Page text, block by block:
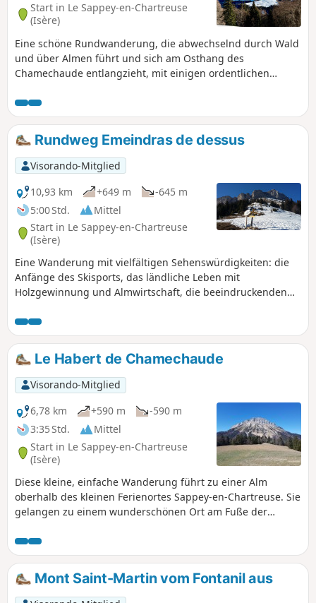
Start in Le Sappey-en-Chartreuse
(Isère)
Eine schöne Rundwanderung, die abwechselnd durch Wald
und über Almen führt und sich am Osthang des
Chamechaude entlangzieht, mit einigen ordentlichen
Schwierigkeiten, sofern Spuren vorhanden sind, um vom
Habert de Chamechaude zum Col de l’Émeindras
abzusteigen. Das Émeindras-Gebiet ist bei schönem Wetter
sehr stark frequentiert, der Habert de Chamechaude
hingegen deutlich weniger.
Rundweg Emeindras de dessus
Visorando-Mitglied
10,93 km
+649 m
-645 m
5:00 Std.
Mittel
Start in Le Sappey-en-Chartreuse
(Isère)
Eine Wanderung mit vielfältigen Sehenswürdigkeiten: die
Anfänge des Skisports, das ländliche Leben mit
Holzgewinnung und Almwirtschaft, die beeindruckenden
Le Habert de Chamechaude
Visorando-Mitglied
6,78 km
+590 m
-590 m
3:35 Std.
Mittel
Start in Le Sappey-en-Chartreuse
(Isère)
Diese kleine, einfache Wanderung führt zu einer Alm
oberhalb des kleinen Ferienortes Sappey-en-Chartreuse. Sie
gelangen zu einem wunderschönen Ort am Fuße der
außergewöhnlichen Panorama, das vom Massiv der Sept
Laux bis zum Vercors reicht.
Mont Saint-Martin vom Fontanil aus